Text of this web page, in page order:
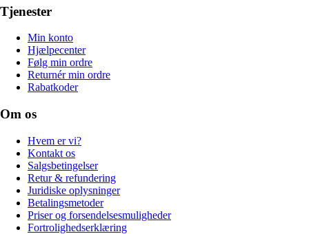
Tjenester
Min konto
Hjælpecenter
Følg min ordre
Returnér min ordre
Rabatkoder
Om os
Hvem er vi?
Kontakt os
Salgsbetingelser
Retur & refundering
Juridiske oplysninger
Betalingsmetoder
Priser og forsendelsesmuligheder
Fortrolighedserklæring